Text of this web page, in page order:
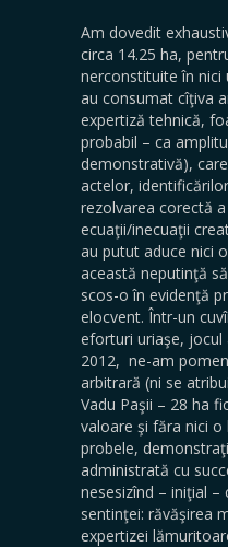
Am dovedit
circa 14.25 ha,
nerconstituite în nici
au consumat cîţiva
expertiză tehnică,
probabil – ca
demonstrativă),
actelor,
rezolvarea corectă
ecuaţii/inecuaţii
au putut aduce nici
această neputinţă
scos-o în evidenţă
elocvent. Într-un
eforturi uriaşe, jocul
2012, ne-am
arbitrară (ni se
Vadu Paşii – 28 ha
valoare şi făra nici
probele,
administrată cu
nesesizînd – iniţial –
sentinţei: răvăşirea
expertizei